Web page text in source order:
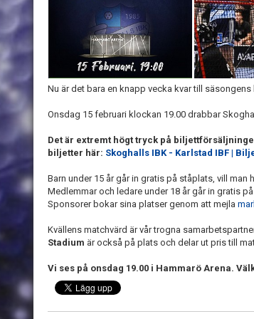
Nu är det bara en knapp vecka kvar till
Onsdag 15 februari klockan 19.00 drabbar
Det är extremt högt tryck på
biljetter här: Skoghalls IBK - Karlstad IBF |
Barn under 15 år går in gratis på ståplats, vill
Medlemmar och ledare under 18 år går in gratis
Sponsorer bokar sina platser genom att mejla
Kvällens matchvärd är vår trogna
Stadium är också på plats och delar ut pris till
Vi ses på onsdag 19.00 i Hammarö Arena.